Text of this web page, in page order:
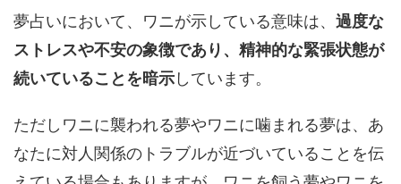
夢占いにおいて、ワニが示している意味は、 過度な
ストレスや不安の象徴であり、精神的な緊張状態が
続いていることを暗示しています。
ただしワニに襲われる夢やワニに噛まれる夢は、あ
なたに対人関係のトラブルが近づいていることを伝